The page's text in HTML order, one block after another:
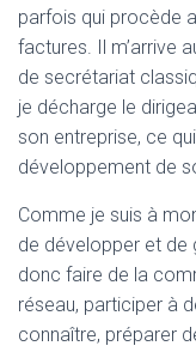
parfois qui procède
factures. Il m’arrive
de secrétariat
je décharge le
son entreprise, ce
développement de
Comme je suis à
de développer et de
donc faire de la
réseau, participer à
connaître, préparer